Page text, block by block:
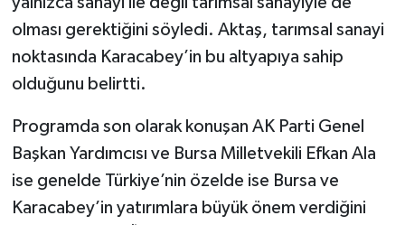
olması gerektiğini söyledi. Aktaş, tarımsal sanayi
noktasında Karacabey’in bu altyapıya sahip
olduğunu belirtti.
Programda son olarak konuşan AK Parti Genel
Başkan Yardımcısı ve Bursa Milletvekili Efkan Ala
ise genelde Türkiye’nin özelde ise Bursa ve
Karacabey’in yatırımlara büyük önem verdiğini